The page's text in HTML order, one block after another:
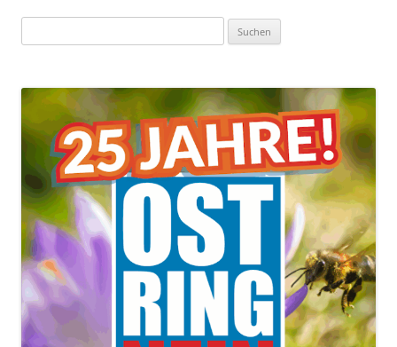
nach: